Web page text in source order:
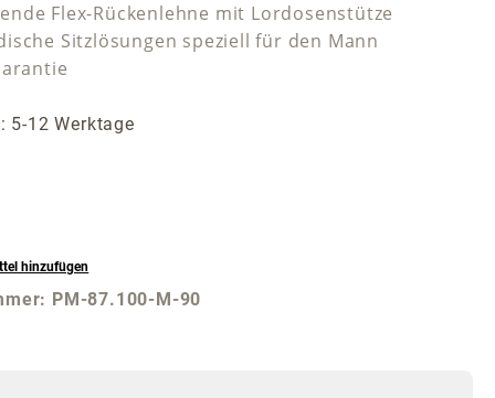
Flex-Rückenlehne mit Lordosenstütze
Sitzlösungen speziell für den Mann
5-12 Werktage
hinzufügen
PM-87.100-M-90